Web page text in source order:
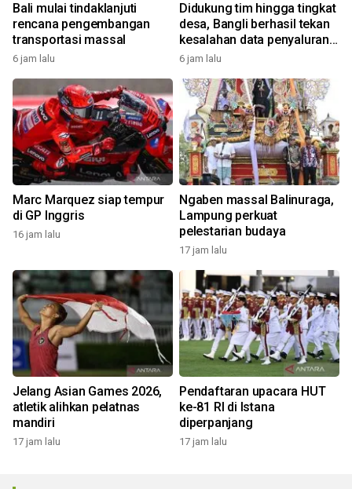
Bali mulai tindaklanjuti
rencana pengembangan
transportasi massal
6 jam lalu
Didukung tim hingga tingkat
desa, Bangli berhasil tekan
kesalahan data penyaluran
bansos
6 jam lalu
Marc Marquez siap tempur
di GP Inggris
16 jam lalu
Ngaben massal Balinuraga,
Lampung perkuat
pelestarian budaya
17 jam lalu
Jelang Asian Games 2026,
atletik alihkan pelatnas
mandiri
17 jam lalu
Pendaftaran upacara HUT
ke-81 RI di Istana
diperpanjang
17 jam lalu